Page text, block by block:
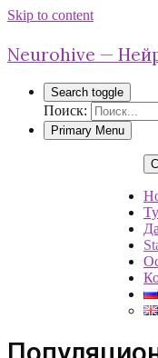
Skip to content
Neurohive —
Search toggle
Поиск:
Primary Menu